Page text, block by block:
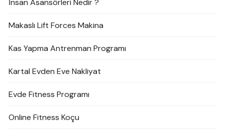
İnsan Asansörleri Nedir ?
Makaslı Lift Forces Makina
Kas Yapma Antrenman Programı
Kartal Evden Eve Nakliyat
Evde Fitness Programı
Online Fitness Koçu